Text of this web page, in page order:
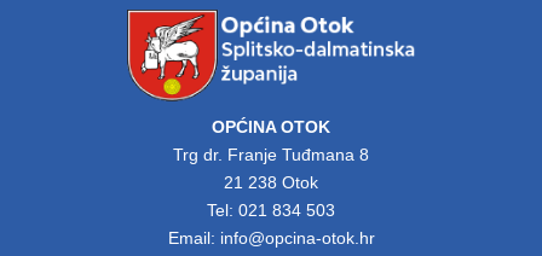
OPĆINA OTOK
Trg dr. Franje Tuđmana 8
21 238 Otok
Tel: 021 834 503
Email: info@opcina-otok.hr